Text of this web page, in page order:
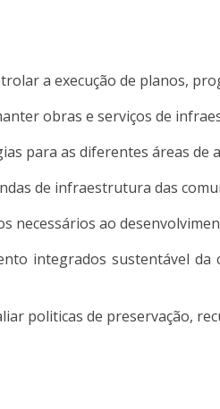
a execução de planos,
obras e serviços de
para as diferentes áreas de
de infraestrutura das
necessários ao
integrados sustentável
politicas de preservação,